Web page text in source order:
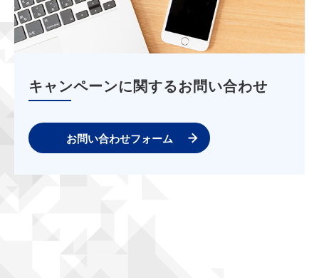
キャンペーンに関するお問い合わせ
お問い合わせフォーム